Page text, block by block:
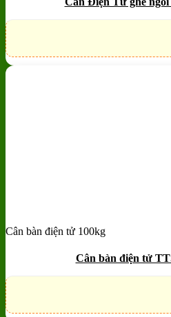
Add to wishlist
Cân bàn điện tử 100kg
Cân bàn điện tử